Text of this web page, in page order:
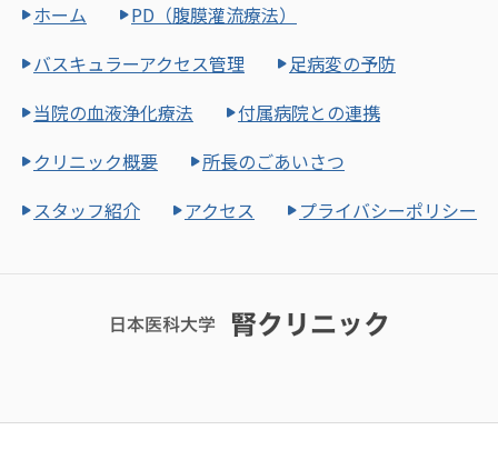
ホーム
PD（腹膜灌流療法）
バスキュラーアクセス管理
足病変の予防
当院の血液浄化療法
付属病院との連携
クリニック概要
所長のごあいさつ
スタッフ紹介
アクセス プライバシーポリシー